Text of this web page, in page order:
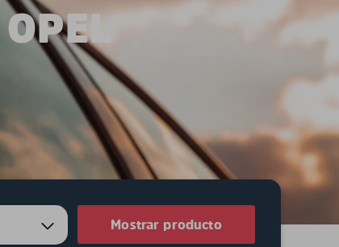
Mostrar producto